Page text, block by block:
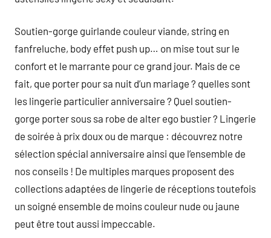
Soutien-gorge guirlande couleur viande, string en
fanfreluche, body effet push up… on mise tout sur le
confort et le marrante pour ce grand jour. Mais de ce
fait, que porter pour sa nuit d’un mariage ? quelles sont
les lingerie particulier anniversaire ? Quel soutien-
gorge porter sous sa robe de alter ego bustier ? Lingerie
de soirée à prix doux ou de marque : découvrez notre
sélection spécial anniversaire ainsi que l’ensemble de
nos conseils ! De multiples marques proposent des
collections adaptées de lingerie de réceptions toutefois
un soigné ensemble de moins couleur nude ou jaune
peut être tout aussi impeccable.